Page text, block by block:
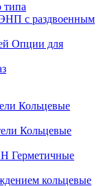
типа
с раздвоенным
Опции для
Кольцевые
Кольцевые
Герметичные